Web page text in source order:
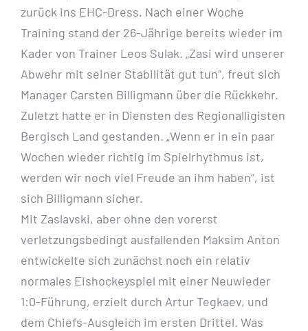
zurück ins EHC-Dress. Nach einer Woche
Training stand der 26-Jährige bereits wieder im
Kader von Trainer Leos Sulak. „Zasi wird unserer
Abwehr mit seiner Stabilität gut tun“, freut sich
Manager Carsten Billigmann über die Rückkehr.
Zuletzt hatte er in Diensten des Regionalligisten
Bergisch Land gestanden. „Wenn er in ein paar
Wochen wieder richtig im Spielrhythmus ist,
werden wir noch viel Freude an ihm haben“, ist
sich Billigmann sicher.
Mit Zaslavski, aber ohne den vorerst
verletzungsbedingt ausfallenden Maksim Anton
entwickelte sich zunächst noch ein relativ
normales Eishockeyspiel mit einer Neuwieder
1:0-Führung, erzielt durch Artur Tegkaev, und
dem Chiefs-Ausgleich im ersten Drittel. Was